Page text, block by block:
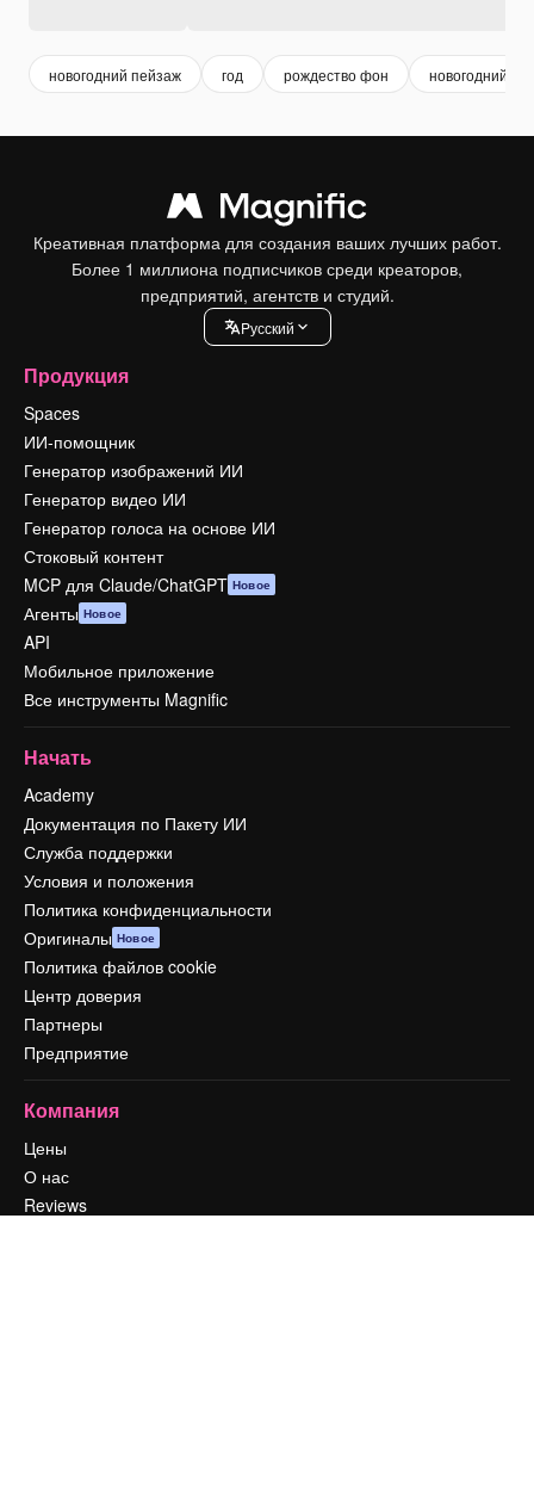
новогодний пейзаж год рождество фон новогодний
Креативная платформа для создания ваших лучших работ.
Более 1 миллиона подписчиков среди креаторов,
предприятий, агентств и студий.
Pусский
Продукция
Spaces
ИИ-помощник
Генератор изображений ИИ
Генератор видео ИИ
Генератор голоса на основе ИИ
Стоковый контент
MCP для Claude/ChatGPT Новое
Агенты Новое
API
Мобильное приложение
Все инструменты Magnific
Начать
Academy
Документация по Пакету ИИ
Служба поддержки
Условия и положения
Политика конфиденциальности
Оригиналы Новое
Политика файлов cookie
Центр доверия
Партнеры
Предприятие
Компания
Цены
О нас
Reviews